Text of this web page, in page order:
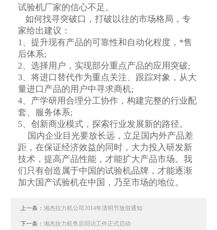
试验机厂家的信心不足。
如何找寻突破口，打破以往的市场格局，专
家给出建议：
1、提升现有产品的可靠性和自动化程度，*售
后体系;
2、选择用户，实现部分重点产品的应用突破;
3、将进口替代作为重点关注、跟踪对象，从大
量进口产品的用户中寻求商机;
4、产学研用合理分工协作，构建完整的行业配
套、服务体系;
5、创新商业模式，探索行业发展新的路径。
国内企业目光要放长远，立足国内外产品差
距，在保证经济效益的同时，大力投入研发新
技术，提高产品性能，才能扩大产品市场。我
们只有创造属于中国的试验机品牌，才能逐渐
加大国产试验机在中国，乃至市场的地位。
上一条：湘杰拉力机公司2014年清明节放假通知
下一条：湘杰拉力机售后回访工作正式启动